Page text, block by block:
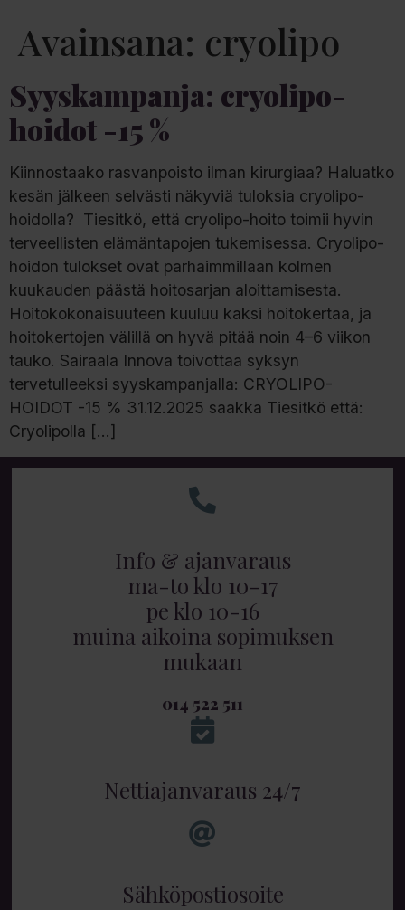
Avainsana: cryolipo
Syyskampanja: cryolipo-
hoidot -15 %
Kiinnostaako rasvanpoisto ilman kirurgiaa? Haluatko
kesän jälkeen selvästi näkyviä tuloksia cryolipo-
hoidolla? Tiesitkö, että cryolipo-hoito toimii hyvin
terveellisten elämäntapojen tukemisessa. Cryolipo-
hoidon tulokset ovat parhaimmillaan kolmen
kuukauden päästä hoitosarjan aloittamisesta.
Hoitokokonaisuuteen kuuluu kaksi hoitokertaa, ja
hoitokertojen välillä on hyvä pitää noin 4–6 viikon
tauko. Sairaala Innova toivottaa syksyn
tervetulleeksi syyskampanjalla: CRYOLIPO-
HOIDOT -15 % 31.12.2025 saakka Tiesitkö että:
Cryolipolla […]
Info & ajanvaraus
ma-to klo 10-17
pe klo 10-16
muina aikoina sopimuksen
mukaan
014 522 511
Nettiajanvaraus 24/7
Sähköpostiosoite